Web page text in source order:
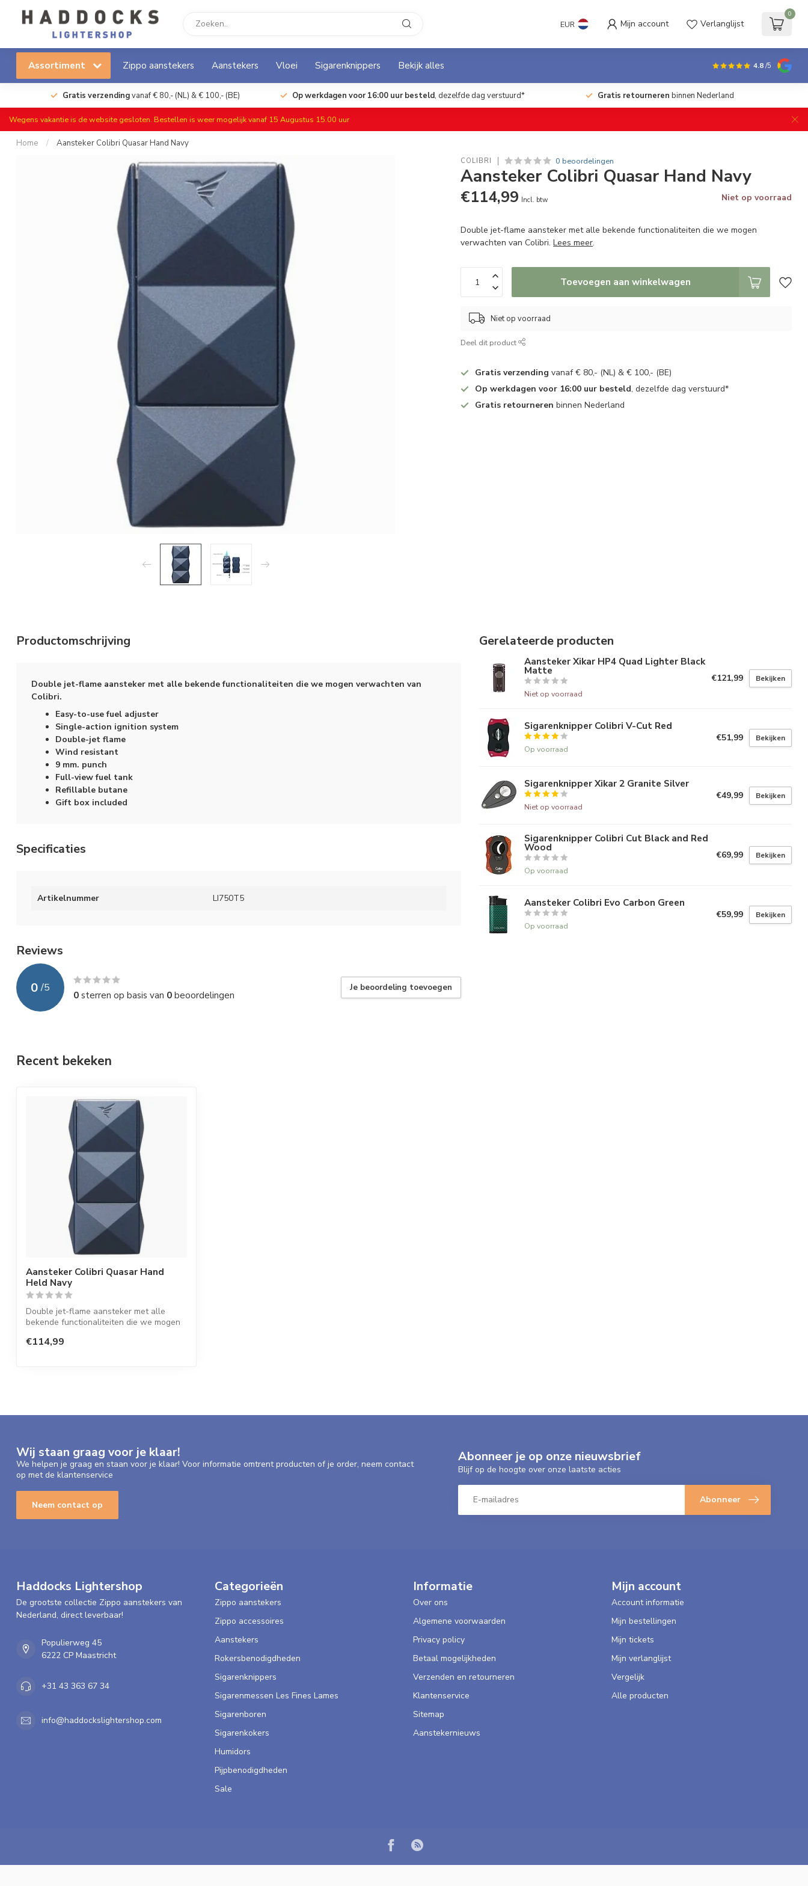
EUR Mijn account Verlanglijst
0
Assortiment Zippo aanstekers Aanstekers Vloei Sigarenknippers Bekijk alles 4.8/5
Gratis verzendingvanaf € 80,- (NL) & € 100,- (BE) Op werkdagen voor 16:00 uur besteld, dezelfde dag verstuurd* Gratis retourneren binnen Nederland
Wegens vakantie is de website gesloten. Bestellen is weer mogelijk vanaf 15 Augustus 15.00 uur
Home / Aansteker Colibri Quasar Hand Navy
COLIBRI 0 beoordelingen
Aansteker Colibri Quasar Hand Navy
€114,99 Incl. btw Niet op voorraad
Double jet-flame aansteker met alle bekende functionaliteiten die we mogen
verwachten van Colibri.Lees meer.
Toevoegen aan winkelwagen
Niet op voorraad
Deel dit product
Gratis verzendingvanaf € 80,- (NL) & € 100,- (BE)
Op werkdagen voor 16:00 uur besteld, dezelfde dag verstuurd*
Gratis retourneren binnen Nederland
Productomschrijving
Double jet-flame aansteker met alle bekende functionaliteiten die we mogen verwachten van
Colibri.
Easy-to-use fuel adjuster
Single-action ignition system
Double-jet flame
Wind resistant
9 mm. punch
Full-view fuel tank
Refillable butane
Gift box included
Specificaties
Artikelnummer LI750T5
Reviews
0 /5
0sterren op basis van 0beoordelingen
Je beoordeling toevoegen
Gerelateerde producten
Aansteker Xikar HP4 Quad Lighter Black
Matte
Niet op voorraad
€121,99 Bekijken
Sigarenknipper Colibri V-Cut Red
Op voorraad
€51,99 Bekijken
Sigarenknipper Xikar 2 Granite Silver
Niet op voorraad
€49,99 Bekijken
Sigarenknipper Colibri Cut Black and Red
Wood
Op voorraad
€69,99 Bekijken
Aansteker Colibri Evo Carbon Green
Op voorraad
€59,99 Bekijken
Recent bekeken
Aansteker Colibri Quasar Hand
Held Navy
Double jet-flame aansteker met alle
bekende functionaliteiten die we mogen
€114,99
Wij staan graag voor je klaar!
We helpen je graag en staan voor je klaar! Voor informatie omtrent producten of je order, neem contact
op met de klantenservice
Neem contact op
Abonneer je op onze nieuwsbrief
Blijf op de hoogte over onze laatste acties
Abonneer
Haddocks Lightershop
De grootste collectie Zippo aanstekers van
Nederland, direct leverbaar!
Populierweg 45
6222 CP Maastricht
+31 43 363 67 34
info@haddockslightershop.com
Categorieën
Zippo aanstekers
Zippo accessoires
Aanstekers
Rokersbenodigdheden
Sigarenknippers
Sigarenmessen Les Fines Lames
Sigarenboren
Sigarenkokers
Humidors
Pijpbenodigdheden
Sale
Informatie
Over ons
Algemene voorwaarden
Privacy policy
Betaal mogelijkheden
Verzenden en retourneren
Klantenservice
Sitemap
Aanstekernieuws
Mijn account
Account informatie
Mijn bestellingen
Mijn tickets
Mijn verlanglijst
Vergelijk
Alle producten